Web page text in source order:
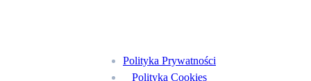
Polityka Prywatności
Polityka Cookies